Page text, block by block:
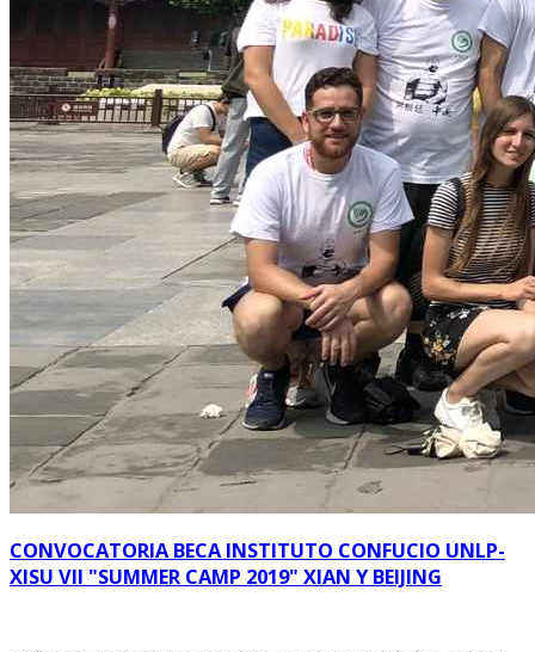
CONVOCATORIA BECA INSTITUTO CONFUCIO UNLP-
XISU VII "SUMMER CAMP 2019" XIAN Y BEIJING